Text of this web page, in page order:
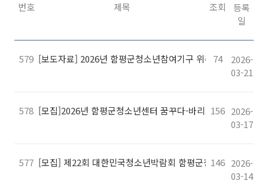
번호 제목 조회
등록
일
579 [보도자료] 2026년 함평군청소년참여기구 위촉식 개최…청
74
2026-
03-21
578 [모집]2026년 함평군청소년센터 꿈꾸다-바리스타 자격과정
156 2026-
03-17
577 [모집] 제22회 대한민국청소년박람회 함평군청소년센터 청
146 2026-
03-14